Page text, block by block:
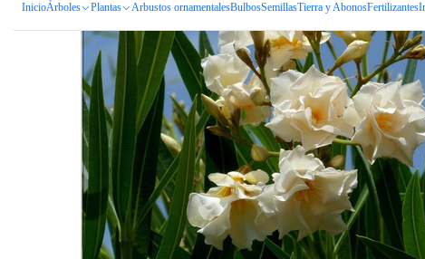
InicioÁrboles Plantas Arbustos ornamentalesBulbosSemillasTierra y AbonosFertilizantes